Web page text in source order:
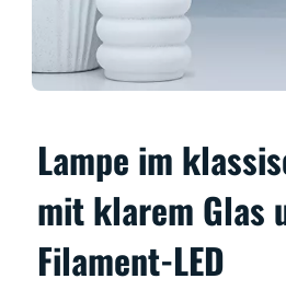
Lampe im
mit klarem Glas
Filament-LED